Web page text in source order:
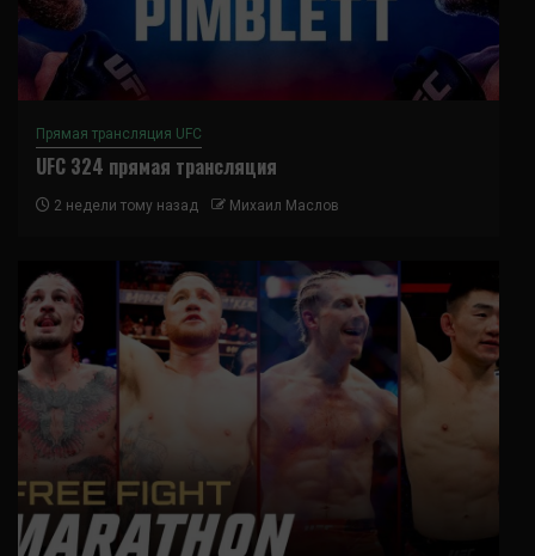
Прямая трансляция UFC
UFC 324 прямая трансляция
2 недели тому назад Михаил Маслов